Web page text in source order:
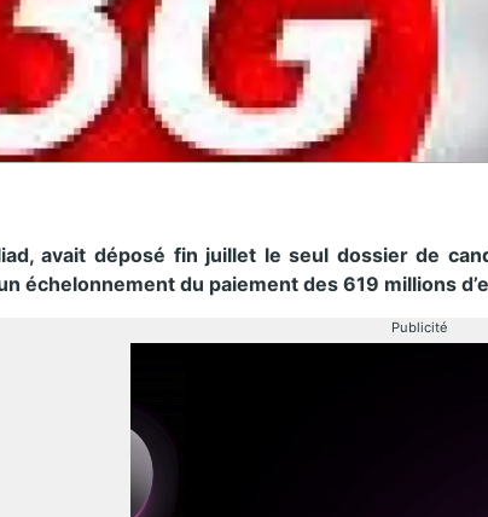
avait déposé fin juillet le seul dossier de
échelonnement du paiement des 619 millions
Publicité